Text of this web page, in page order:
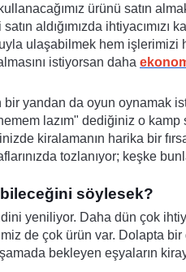
ürünü satın
aldığımızda
ulaşabilmek hem
istiyorsan daha
yandan da oyun oynamak
lazım" dediğiniz o
kiralamanın harika bir
tozlanıyor; keşke
söylesek?
yeniliyor. Daha dün çok
de çok ürün var. Dolapta
bekleyen eşyaların